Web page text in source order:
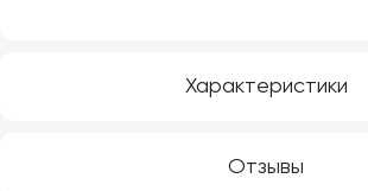
Характеристики
Отзывы